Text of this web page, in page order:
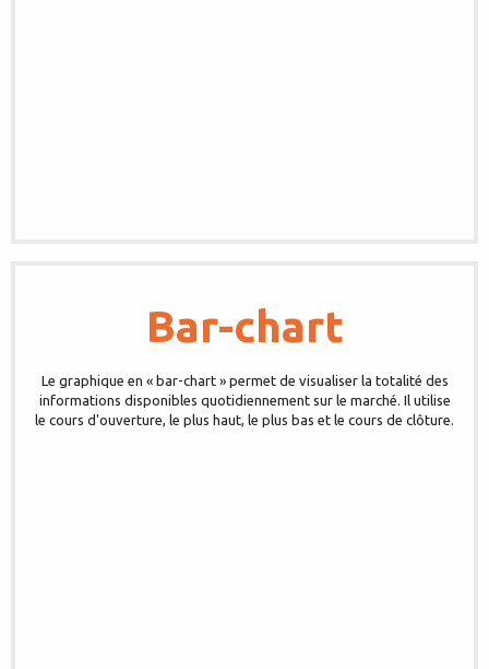
Bar-chart
Le graphique en « bar-chart » permet de visualiser la totalité des
informations disponibles quotidiennement sur le marché. Il utilise
le cours d'ouverture, le plus haut, le plus bas et le cours de clôture.